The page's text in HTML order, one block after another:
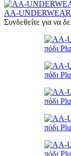
AA-UNDERWEAR
Συνδεθείτε για να